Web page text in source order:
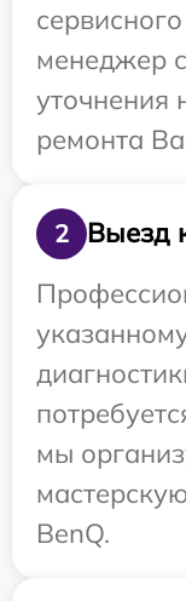
менеджер
уточнения
ремонта
2
Выезд
мы
BenQ.